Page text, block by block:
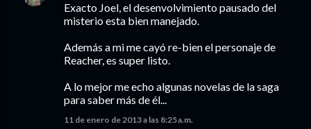
Exacto Joel, el desenvolvimiento pausado del
misterio esta bien manejado.
Además a mi me cayó re-bien el personaje de
Reacher, es super listo.
A lo mejor me echo algunas novelas de la saga
para saber más de él...
11 de enero de 2013 a las 8:25 a.m.